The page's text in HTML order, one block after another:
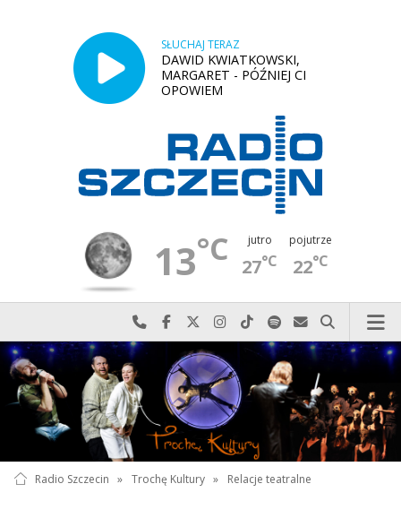
SŁUCHAJ TERAZ
DAWID KWIATKOWSKI,
MARGARET - PÓŹNIEJ CI
OPOWIEM
13°C jutro
27°C
pojutrze
22°C
Najlepiej po prostu do nas zadzwoń
Odwiedź nas na Facebook-u
Odwiedź nas na X
Odwiedź nas na Instagram-ie
Odwiedź nas na TikTok-u
Szukaj nas na Spotify
Wyślij do nas
Szukaj
Radio Szczecin » Trochę Kultury » Relacje teatralne